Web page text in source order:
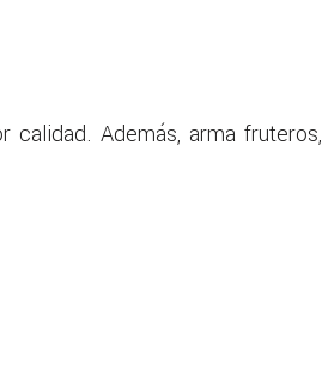
Además, arma fruteros,